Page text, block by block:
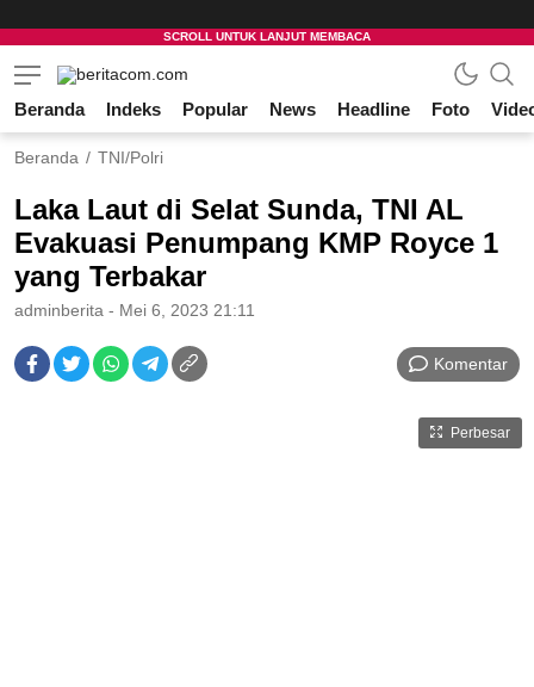
beritacom.com
bestnews
Beranda Indeks Popular News Headline Foto
Beranda TNI/Polri
Laka Laut di Selat Sunda, TNI AL
Evakuasi Penumpang KMP Royce 1
yang Terbakar
adminberita - Mei 6, 2023 21:11
Komentar
Perbesar